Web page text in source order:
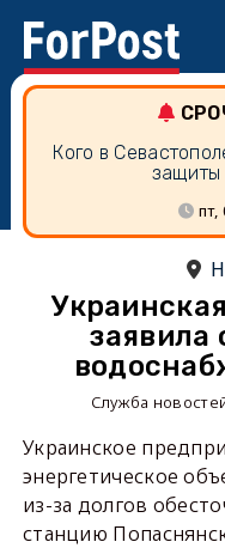
Кого в
защиты
пт,
заявила
Служба
Украинское
энергетическое
из-за долгов
станцию